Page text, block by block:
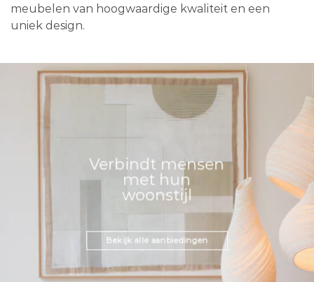
meubelen van hoogwaardige kwaliteit en een
uniek design.
Verbindt mensen
met hun
woonstijl
Bekijk alle aanbiedingen